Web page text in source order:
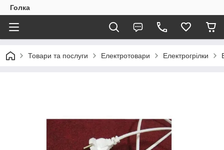
Голка
Товари та послуги Електротовари Електрогрілки